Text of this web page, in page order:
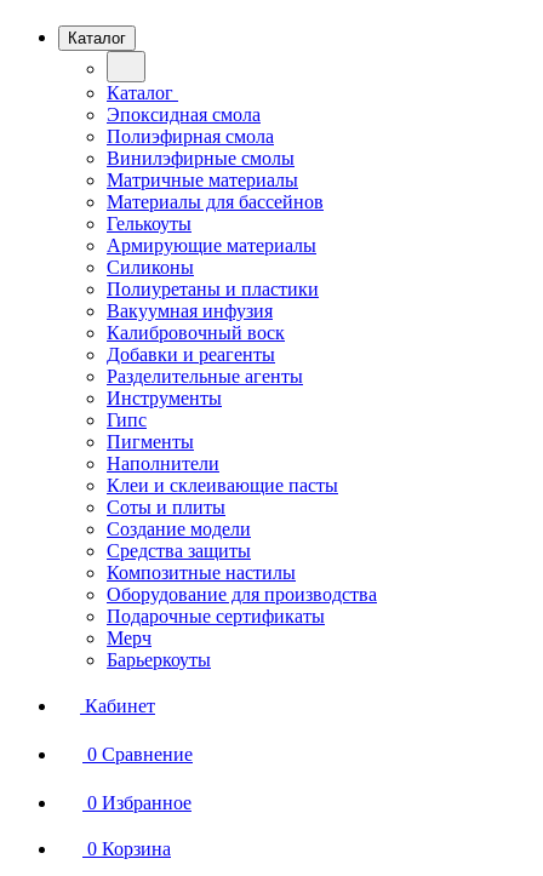
Каталог
Каталог
Эпоксидная смола
Полиэфирная смола
Винилэфирные смолы
Матричные материалы
Материалы для бассейнов
Гелькоуты
Армирующие материалы
Силиконы
Полиуретаны и пластики
Вакуумная инфузия
Калибровочный воск
Добавки и реагенты
Разделительные агенты
Инструменты
Гипс
Пигменты
Наполнители
Клеи и склеивающие пасты
Соты и плиты
Создание модели
Средства защиты
Композитные настилы
Оборудование для производства
Подарочные сертификаты
Мерч
Барьеркоуты
Кабинет
0 Сравнение
0 Избранное
0 Корзина